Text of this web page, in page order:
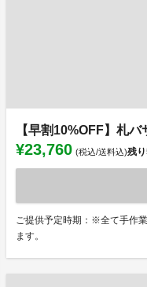
【早割10%OFF】札
¥23,760 (税込/送料込)残り
ご提供予定時期：※全て手作
ます。